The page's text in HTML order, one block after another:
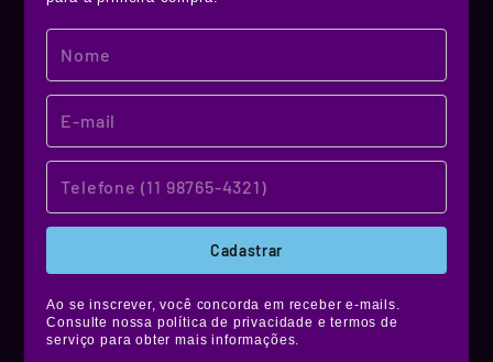
Cadastrar
Ao se inscrever, você concorda em receber e-mails.
Consulte nossa política de privacidade e termos de
serviço para obter mais informações.
MATERIAL DE QUALIDADE!
NOSSO MATERIAL
Produzidos em vinil premium, nossos stickers
têm alta durabilidade, são resistentes à água,